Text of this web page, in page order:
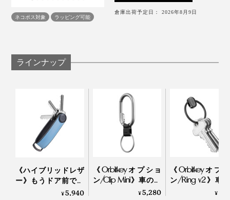
写真は、「Orbitkey アクティブ（Tangeline）」と「
スライド式キーリング Ring
カラビナなどに固定すれば、『Orbitkey』をぶら下げ
て、手ぶらで近所のウォーキングも可能です。
ら、鍵のセットと取り出しをどうやってカンタンにする
か。
曲形状のワッシャーを使うことで、鍵の束を固定しつ
つ、目当ての鍵だけ取り出せるように設計しました。
ネコポス対象 ラッピング可能
倉庫出荷予定日： 2026年8月9日
ラインナップ
《ハイブリッドレザ
ー》もうドア前で迷
わない。“鍵収納”を追
¥5,940
《Orbitkeyオプショ
ン/Clip Mini》車のカ
ギや電子キーをスマ
¥5,280
《Orbitkeyオプ
ン/Ring v2》車
ギや電子キーを
¥